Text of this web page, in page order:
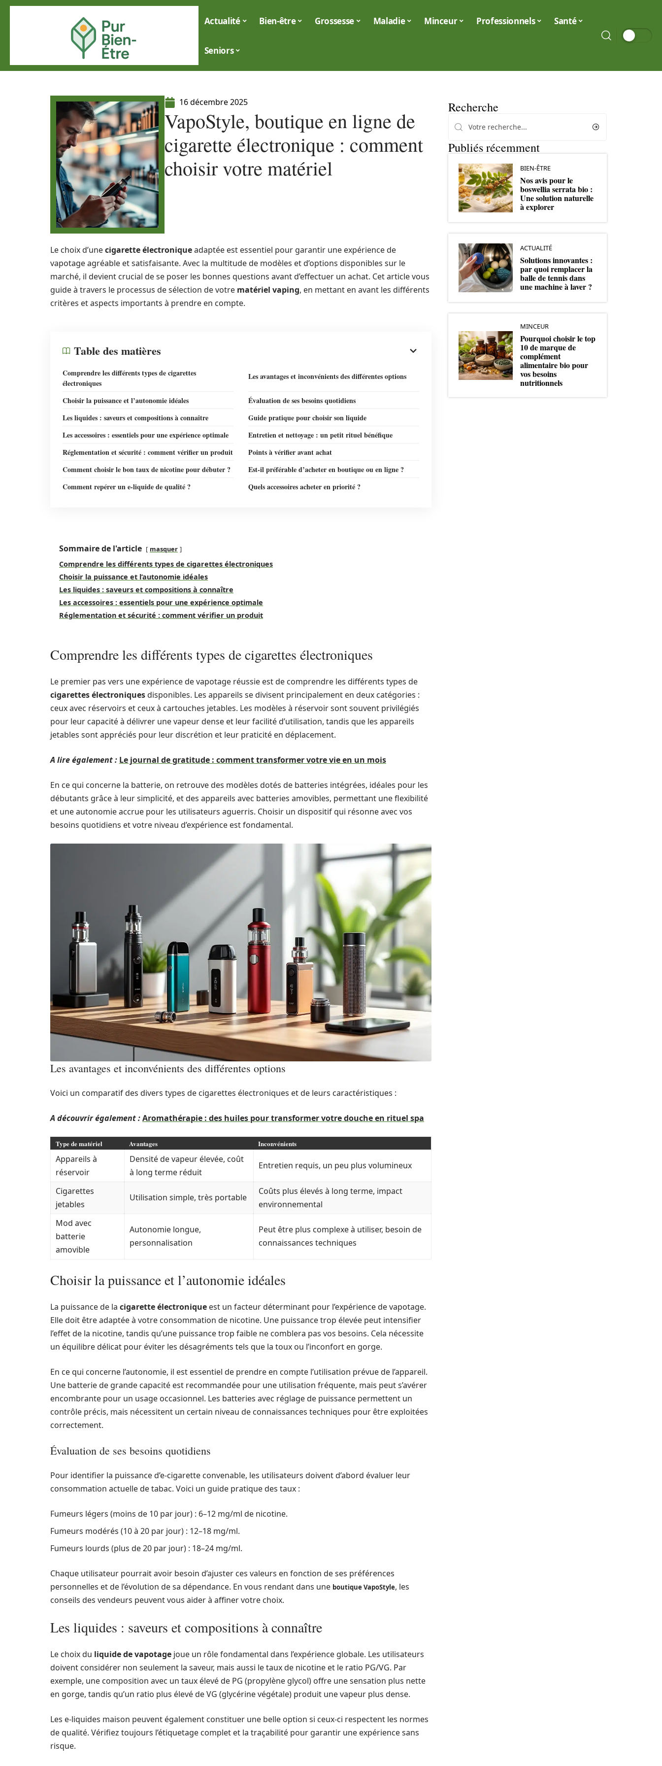
Actualité Bien-être Grossesse Maladie Minceur Professionnels Santé
Seniors
16 décembre 2025
VapoStyle, boutique en ligne de
cigarette électronique : comment
choisir votre matériel
Le choix d’unecigarette électroniqueadaptée est essentiel pour garantir une expérience de
vapotage agréable et satisfaisante. Avec la multitude de modèles et d’options disponibles sur le
marché, il devient crucial de se poser les bonnes questions avant d’effectuer un achat. Cet article vous
guide à travers le processus de sélection de votre matériel vaping, en mettant en avant les différents
critères et aspects importants à prendre en compte.
Table des matières
Comprendre les différents types de cigarettes
électroniques
Les avantages et inconvénients des différentes options
Choisir la puissance et l’autonomie idéales
Évaluation de ses besoins quotidiens
Les liquides : saveurs et compositions à connaître
Guide pratique pour choisir son liquide
Les accessoires : essentiels pour une expérience optimale
Entretien et nettoyage : un petit rituel bénéfique
Réglementation et sécurité : comment vérifier un produit
Points à vérifier avant achat
Comment choisir le bon taux de nicotine pour débuter ?
Est-il préférable d’acheter en boutique ou en ligne ?
Comment repérer un e-liquide de qualité ?
Quels accessoires acheter en priorité ?
Sommaire de l'article masquer
Comprendre les différents types de cigarettes électroniques
Choisir la puissance et l’autonomie idéales
Les liquides : saveurs et compositions à connaître
Les accessoires : essentiels pour une expérience optimale
Réglementation et sécurité : comment vérifier un produit
Comprendre les différents types de cigarettes électroniques
Le premier pas vers une expérience de vapotage réussie est de comprendre les différents types de
cigarettes électroniquesdisponibles. Les appareils se divisent principalement en deux catégories :
ceux avec réservoirs et ceux à cartouches jetables. Les modèles à réservoir sont souvent privilégiés
pour leur capacité à délivrer une vapeur dense et leur facilité d’utilisation, tandis que les appareils
jetables sont appréciés pour leur discrétion et leur praticité en déplacement.
A lire également : Le journal de gratitude : comment transformer votre vie en un mois
En ce qui concerne la batterie, on retrouve des modèles dotés de batteries intégrées, idéales pour les
débutants grâce à leur simplicité, et des appareils avec batteries amovibles, permettant une flexibilité
et une autonomie accrue pour les utilisateurs aguerris. Choisir un dispositif qui résonne avec vos
besoins quotidiens et votre niveau d’expérience est fondamental.
Les avantages et inconvénients des différentes options
Voici un comparatif des divers types de cigarettes électroniques et de leurs caractéristiques :
A découvrir également :Aromathérapie : des huiles pour transformer votre douche en rituel spa
Type de matériel Avantages Inconvénients
Appareils à
réservoir
Densité de vapeur élevée, coût
à long terme réduit
Entretien requis, un peu plus volumineux
Cigarettes
jetables
Utilisation simple, très portable
Coûts plus élevés à long terme, impact
environnemental
Mod avec
batterie
amovible
Autonomie longue,
personnalisation
Peut être plus complexe à utiliser, besoin de
connaissances techniques
Choisir la puissance et l’autonomie idéales
La puissance de la cigarette électronique est un facteur déterminant pour l’expérience de vapotage.
Elle doit être adaptée à votre consommation de nicotine. Une puissance trop élevée peut intensifier
l’effet de la nicotine, tandis qu’une puissance trop faible ne comblera pas vos besoins. Cela nécessite
un équilibre délicat pour éviter les désagréments tels que la toux ou l’inconfort en gorge.
En ce qui concerne l’autonomie, il est essentiel de prendre en compte l’utilisation prévue de l’appareil.
Une batterie de grande capacité est recommandée pour une utilisation fréquente, mais peut s’avérer
encombrante pour un usage occasionnel. Les batteries avec réglage de puissance permettent un
contrôle précis, mais nécessitent un certain niveau de connaissances techniques pour être exploitées
correctement.
Évaluation de ses besoins quotidiens
Pour identifier la puissance d’e-cigarette convenable, les utilisateurs doivent d’abord évaluer leur
consommation actuelle de tabac. Voici un guide pratique des taux :
Fumeurs légers (moins de 10 par jour) : 6–12 mg/ml de nicotine.
Fumeurs modérés (10 à 20 par jour) : 12–18 mg/ml.
Fumeurs lourds (plus de 20 par jour) : 18–24 mg/ml.
Chaque utilisateur pourrait avoir besoin d’ajuster ces valeurs en fonction de ses préférences
personnelles et de l’évolution de sa dépendance. En vous rendant dans une boutique VapoStyle, les
conseils des vendeurs peuvent vous aider à affiner votre choix.
Les liquides : saveurs et compositions à connaître
Le choix du liquide de vapotage joue un rôle fondamental dans l’expérience globale. Les utilisateurs
doivent considérer non seulement la saveur, mais aussi le taux de nicotine et le ratio PG/VG. Par
exemple, une composition avec un taux élevé de PG (propylène glycol) offre une sensation plus nette
en gorge, tandis qu’un ratio plus élevé de VG (glycérine végétale) produit une vapeur plus dense.
Les e-liquides maison peuvent également constituer une belle option si ceux-ci respectent les normes
de qualité. Vérifiez toujours l’étiquetage complet et la traçabilité pour garantir une expérience sans
risque.
Recherche
Publiés récemment
BIEN-ÊTRE
Nos avis pour le
boswellia serrata bio :
Une solution naturelle
à explorer
ACTUALITÉ
Solutions innovantes :
par quoi remplacer la
balle de tennis dans
une machine à laver ?
MINCEUR
Pourquoi choisir le top
10 de marque de
complément
alimentaire bio pour
vos besoins
nutritionnels